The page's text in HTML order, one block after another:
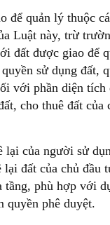
để quản lý thuộc
Luật này, trừ
đất được giao để
sử dụng đất,
với phần diện tích
cho thuê đất của
lại của người sử
đất của chủ đầu
tầng, phù hợp với
quyền phê duyệt.